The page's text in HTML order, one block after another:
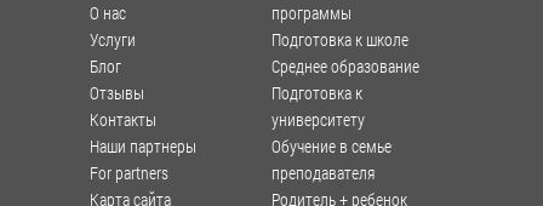
О нас
Услуги
Блог
Отзывы
Контакты
Наши партнеры
For partners
Карта сайта
программы
Подготовка к школе
Среднее образование
Подготовка к
университету
Обучение в семье
преподавателя
Родитель + ребенок